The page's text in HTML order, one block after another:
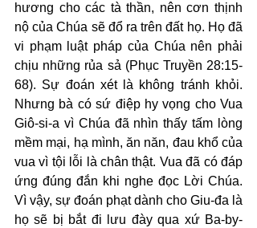
hương cho các tà thần, nên cơn thịnh
nộ của Chúa sẽ đổ ra trên đất họ. Họ đã
vi phạm luật pháp của Chúa nên phải
chịu những rủa sả (Phục Truyền 28:15-
68). Sự đoán xét là không tránh khỏi.
Nhưng bà có sứ điệp hy vọng cho Vua
Giô-si-a vì Chúa đã nhìn thấy tấm lòng
mềm mại, hạ mình, ăn năn, đau khổ của
vua vì tội lỗi là chân thật. Vua đã có đáp
ứng đúng đắn khi nghe đọc Lời Chúa.
Vì vậy, sự đoán phạt dành cho Giu-đa là
họ sẽ bị bắt đi lưu đày qua xứ Ba-by-